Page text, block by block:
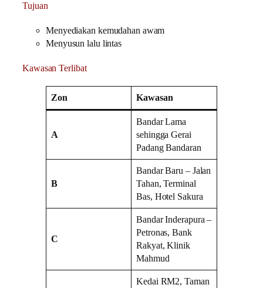
Tujuan
Menyediakan kemudahan awam
Menyusun lalu lintas
Kawasan Terlibat
Zon Kawasan
A
Bandar Lama
sehingga Gerai
Padang Bandaran
B
Bandar Baru – Jalan
Tahan, Terminal
Bas, Hotel Sakura
C
Bandar Inderapura –
Petronas, Bank
Rakyat, Klinik
Mahmud
Kedai RM2, Taman